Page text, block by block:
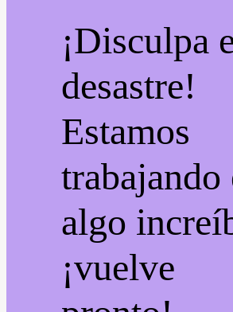
¡Disculpa
desastre!
Estamos
trabajando
algo
¡vuelve